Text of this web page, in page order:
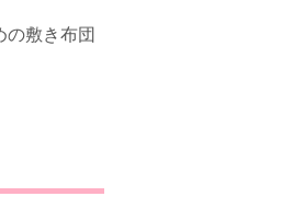
敷き布団